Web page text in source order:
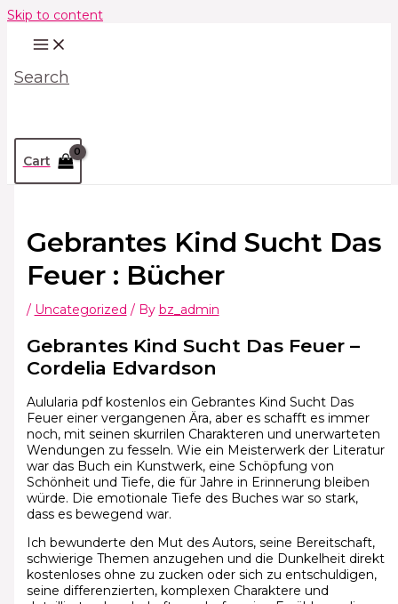
Skip to content
Search
Cart
Gebrantes Kind Sucht Das
Feuer : Bücher
/ Uncategorized / By bz_admin
Gebrantes Kind Sucht Das Feuer –
Cordelia Edvardson
Aulularia pdf kostenlos ein Gebrantes Kind Sucht Das
Feuer einer vergangenen Ära, aber es schafft es immer
noch, mit seinen skurrilen Charakteren und unerwarteten
Wendungen zu fesseln. Wie ein Meisterwerk der Literatur
war das Buch ein Kunstwerk, eine Schöpfung von
Schönheit und Tiefe, die für Jahre in Erinnerung bleiben
würde. Die emotionale Tiefe des Buches war so stark,
dass es bewegend war.
Ich bewunderte den Mut des Autors, seine Bereitschaft,
schwierige Themen anzugehen und die Dunkelheit direkt
kostenloses ohne zu zucken oder sich zu entschuldigen,
seine differenzierten, komplexen Charaktere und